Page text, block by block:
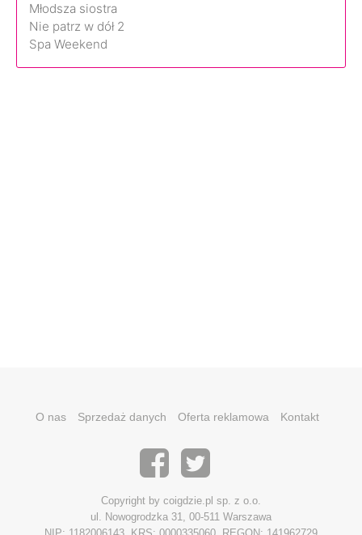
Młodsza siostra
Nie patrz w dół 2
Spa Weekend
O nas Sprzedaż danych Oferta reklamowa Kontakt
Copyright by coigdzie.pl sp. z o.o.
ul. Nowogrodzka 31, 00-511 Warszawa